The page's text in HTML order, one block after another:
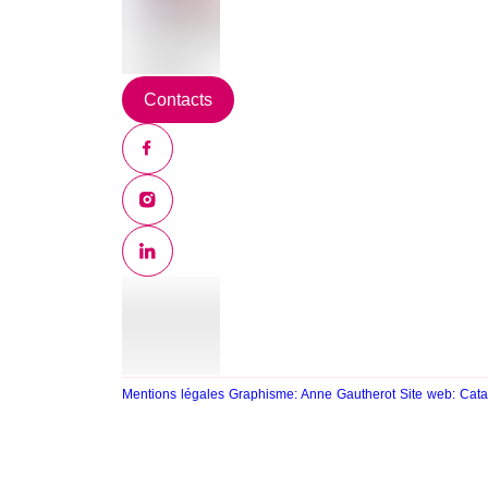
Contacts
Mentions légales Graphisme: Anne Gautherot Site web: